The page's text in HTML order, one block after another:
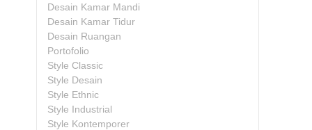
Desain Kamar Mandi
Desain Kamar Tidur
Desain Ruangan
Portofolio
Style Classic
Style Desain
Style Ethnic
Style Industrial
Style Kontemporer